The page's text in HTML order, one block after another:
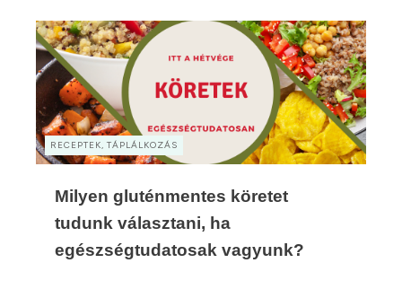
RECEPTEK, TÁPLÁLKOZÁS
Milyen gluténmentes köretet
tudunk választani, ha
egészségtudatosak vagyunk?